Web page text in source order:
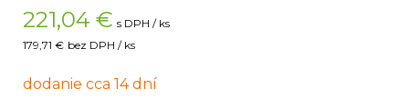
221,04 € s DPH / ks
179,71 € bez DPH / ks
dodanie cca 14 dní